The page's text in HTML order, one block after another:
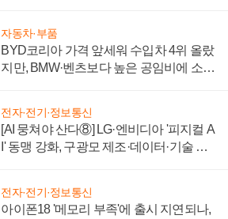
자동차·부품
BYD코리아 가격 앞세워 수입차 4위 올랐
지만, BMW·벤츠보다 높은 공임비에 소비
전자·전기·정보통신
[AI 뭉쳐야 산다⑧] LG·엔비디아 '피지컬 A
I' 동맹 강화, 구광모 제조·데이터·기술 결
전자·전기·정보통신
아이폰18 '메모리 부족'에 출시 지연되나,